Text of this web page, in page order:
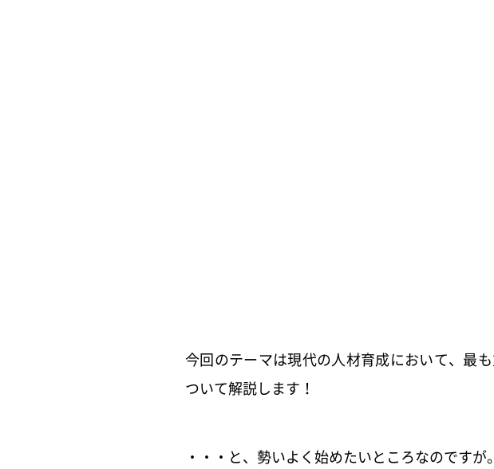
今回のテーマは現代の人材育成において、最
ついて解説します！
・・・と、勢いよく始めたいところなのですが。